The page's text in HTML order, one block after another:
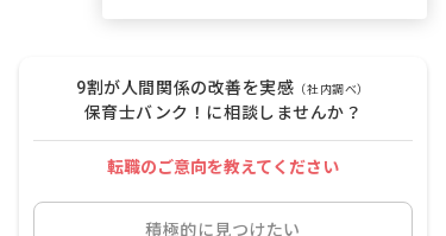
9割が人間関係の改善を実感 （社内調べ）
保育士バンク！に相談しませんか？
転職のご意向を教えてください
積極的に見つけたい